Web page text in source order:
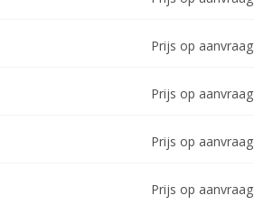
Prijs op aanvraag
Prijs op aanvraag
Prijs op aanvraag
Prijs op aanvraag